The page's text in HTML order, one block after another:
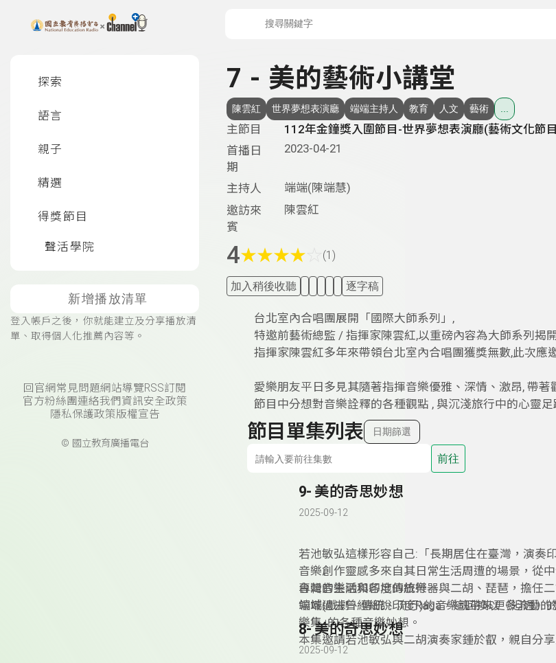
上方功能區塊
探索
語言
親子
精選
得獎節目
聲活學院
新增播放清單
登入帳戶之後，你就能建立及分享播放清
單、取得個人化推薦內容等。
回官網常見問題網站導覽RSS訂閱
官方粉絲團連絡我們 資訊安全政策
隱私保護政策版權宣告
© 國立教育廣播電台
7 - 美的藝術小講堂
陳雲紅 世界夢想表演廳 端端主持人 教育 人文 藝術
主節目
112年金鐘獎入圍節目-世界夢想表演廳(藝術文化節
首播日
期
2023-04-21
主持人
端端(陳端慧)
邀訪來
賓
陳雲紅
4★★★★ (1)
加入稍後收聽 逐字稿
台北室內合唱團展開「國際大師系列」,
特邀前藝術總監 / 指揮家陳雲紅,以重磅內容為大師系列揭
指揮家陳雲紅多年來帶領台北室內合唱團獲獎無數,此次應
愛樂朋友平日多見其隨著指揮音樂優雅、深情、激昂, 帶
節目中分想對音樂詮釋的各種觀點 , 與沉淺旅行中的心靈
節目單集列表 日期篩選
前往
9- 美的奇思妙想
2025-09-12
若池敏弘這樣形容自己:「長期居住在臺灣，演奏
音樂創作靈感多來自其日常生活周遭的場景，從
台灣的生活與各地的旅行。
專輯音樂融和印度傳統樂器與二胡、琵琶，擔任
領域(戲劇、傳統、流行)的音樂魂帶來更多流動的
端端過去曾經細說印度Raga，這回換以《𨑨迌》
樂集｣的各種音樂妙想。
本集邀請若池敏弘與二胡演奏家鍾於叡，親自分
8- 美的奇思妙想
2025-09-12